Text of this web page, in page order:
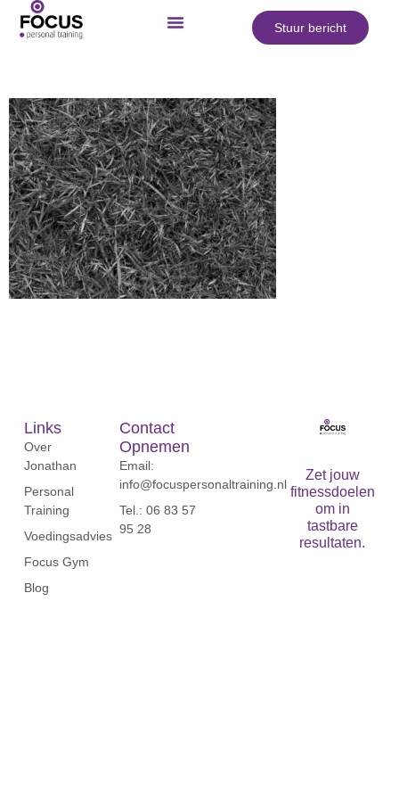
Stuur bericht
Zet jouw
fitnessdoelen
om in
tastbare
resultaten.
Links
Over
Jonathan
Personal
Training
Voedingsadvies
Focus Gym
Blog
Contact
Opnemen
Email:
info@focuspersonaltraining.nl
Tel.: 06 83 57
95 28‬